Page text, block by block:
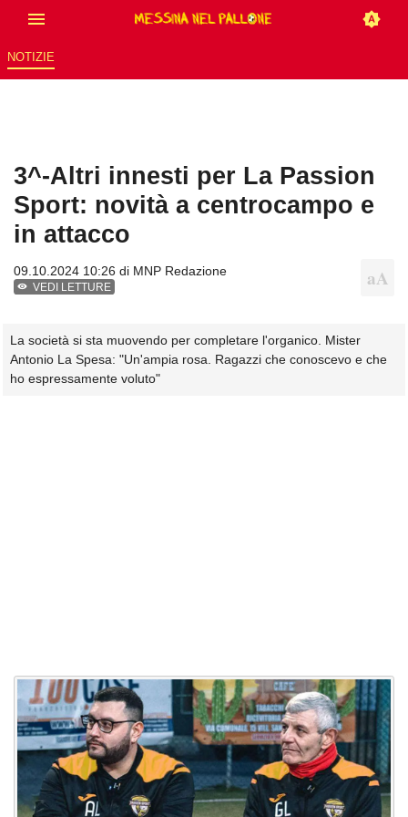
NOTIZIE
3^-Altri innesti per La Passion
Sport: novità a centrocampo e
in attacco
09.10.2024 10:26 di MNP Redazione
VEDI LETTURE
La società si sta muovendo per completare l'organico. Mister
Antonio La Spesa: "Un'ampia rosa. Ragazzi che conoscevo e che
ho espressamente voluto"